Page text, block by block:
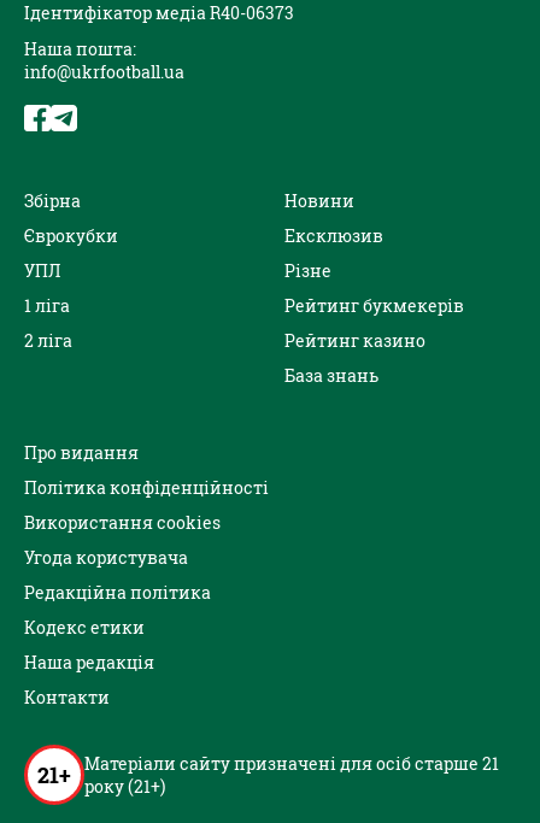
Ідентифікатор медіа R40-06373
Наша пошта:
info@ukrfootball.ua
Збірна
Єврокубки
УПЛ
1 ліга
2 ліга
Новини
Ексклюзив
Різне
Рейтинг букмекерів
Рейтинг казино
База знань
Про видання
Політика конфіденційності
Використання cookies
Угода користувача
Редакційна політика
Кодекс етики
Наша редакція
Контакти
21+ Матеріали сайту призначені для осіб старше 21
року (21+)